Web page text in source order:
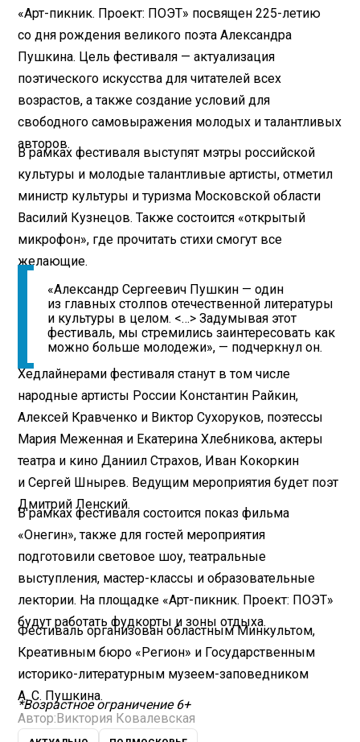
«Арт-пикник. Проект: ПОЭТ» посвящен 225-летию
со дня рождения великого поэта Александра
Пушкина. Цель фестиваля — актуализация
поэтического искусства для читателей всех
возрастов, а также создание условий для
свободного самовыражения молодых и талантливых
авторов.
В рамках фестиваля выступят мэтры российской
культуры и молодые талантливые артисты, отметил
министр культуры и туризма Московской области
Василий Кузнецов. Также состоится «открытый
микрофон», где прочитать стихи смогут все
желающие.
«Александр Сергеевич Пушкин — один
из главных столпов отечественной литературы
и культуры в целом. <…> Задумывая этот
фестиваль, мы стремились заинтересовать как
можно больше молодежи», — подчеркнул он.
Хедлайнерами фестиваля станут в том числе
народные артисты России Константин Райкин,
Алексей Кравченко и Виктор Сухоруков, поэтессы
Мария Меженная и Екатерина Хлебникова, актеры
театра и кино Даниил Страхов, Иван Кокоркин
и Сергей Шнырев. Ведущим мероприятия будет поэт
Дмитрий Ленский.
В рамках фестиваля состоится показ фильма
«Онегин», также для гостей мероприятия
подготовили световое шоу, театральные
выступления, мастер-классы и образовательные
лектории. На площадке «Арт-пикник. Проект: ПОЭТ»
будут работать фудкорты и зоны отдыха.
Фестиваль организован областным Минкультом,
Креативным бюро «Регион» и Государственным
историко-литературным музеем-заповедником
А. С. Пушкина.
*Возрастное ограничение 6+
Автор:Виктория Ковалевская